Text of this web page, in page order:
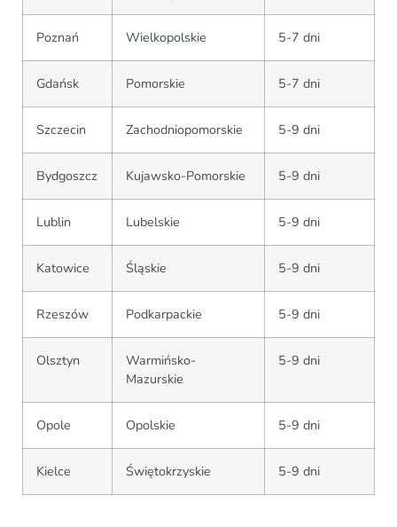
Poznań Wielkopolskie 5-7 dni
Gdańsk Pomorskie 5-7 dni
Szczecin Zachodniopomorskie 5-9 dni
Bydgoszcz Kujawsko-Pomorskie 5-9 dni
Lublin Lubelskie 5-9 dni
Katowice Śląskie 5-9 dni
Rzeszów Podkarpackie 5-9 dni
Olsztyn
Warmińsko-
Mazurskie
5-9 dni
Opole Opolskie 5-9 dni
Kielce Świętokrzyskie 5-9 dni